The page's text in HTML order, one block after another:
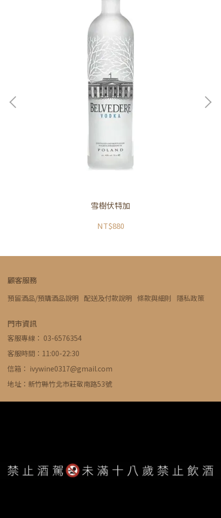
雪樹伏特加
NT$880
顧客服務
預留酒品/預購酒品說明 配送及付款說明 條款與細則 隱私政策
門市資訊
客服專線： 03-6576354
客服時間：11:00-22:30
信箱： ivywine0317@gmail.com
地址：新竹縣竹北市莊敬南路53號